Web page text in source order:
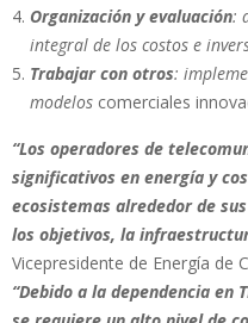
Organización y evaluación:
integral de los costos e
Trabajar con otros:
modelos comerciales
“Los operadores de
significativos en energía y
ecosistemas alrededor de
los objetivos, la
Vicepresidente de Energía de
“Debido a la dependencia en